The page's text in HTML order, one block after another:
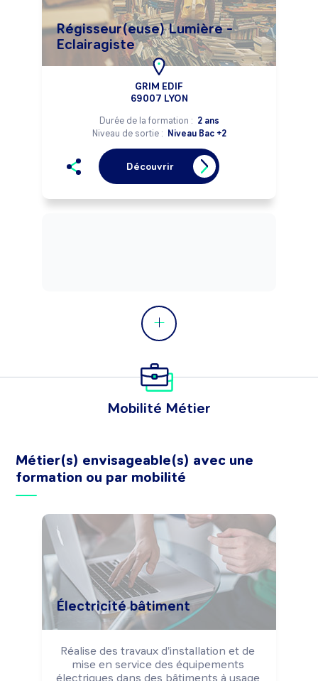
Régisseur(euse) Lumière -
Eclairagiste
GRIM EDIF
69007 LYON
Durée de la formation : 2 ans
Niveau de sortie : Niveau Bac +2
Découvrir
Mobilité Métier
Métier(s) envisageable(s) avec une
formation ou par mobilité
Électricité bâtiment
Réalise des travaux d'installation et de
mise en service des équipements
électriques dans des bâtiments à usage